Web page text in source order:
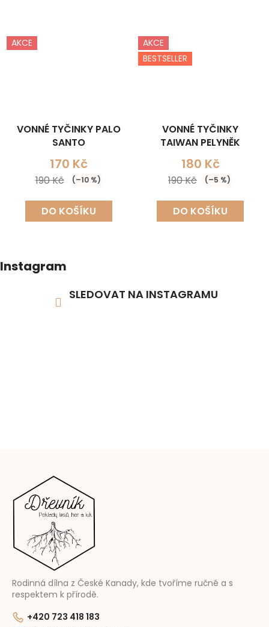
AKCE
VONNÉ TYČINKY PALO
SANTO
170 Kč
190 Kč (–10 %)
DO KOŠÍKU
AKCE
BESTSELLER
VONNÉ TYČINKY
TAIWAN PELYNĚK
180 Kč
190 Kč (–5 %)
DO KOŠÍKU
Instagram
SLEDOVAT NA INSTAGRAMU
Rodinná dílna z České Kanady, kde tvoříme ručně a s
respektem k přírodě.
+420 723 418 183